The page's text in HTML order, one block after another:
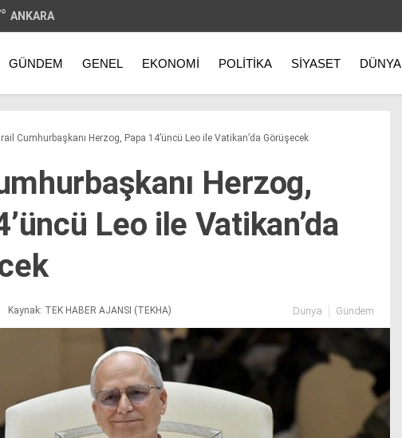
° ANKARA
GÜNDEM GENEL EKONOMI POLITIKA SIYASET DÜNYA
Cumhurbaşkanı Herzog, Papa 14’üncü Leo ile Vatikan’da Görüşecek
Herzog,
Leo ile Vatikan’da
Kaynak: TEK HABER AJANSI (TEKHA) Dünya Gündem